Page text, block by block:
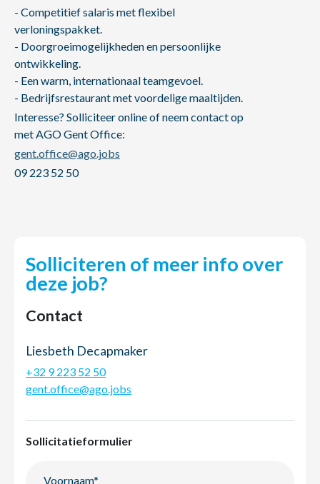
- Competitief salaris met flexibel
verloningspakket.
- Doorgroeimogelijkheden en persoonlijke
ontwikkeling.
- Een warm, internationaal teamgevoel.
- Bedrijfsrestaurant met voordelige maaltijden.
Interesse? Solliciteer online of neem contact op
met AGO Gent Office:
gent.office@ago.jobs
09 223 52 50
Solliciteren of meer info over
deze job?
Contact
Liesbeth Decapmaker
+32 9 223 52 50
gent.office@ago.jobs
Sollicitatieformulier